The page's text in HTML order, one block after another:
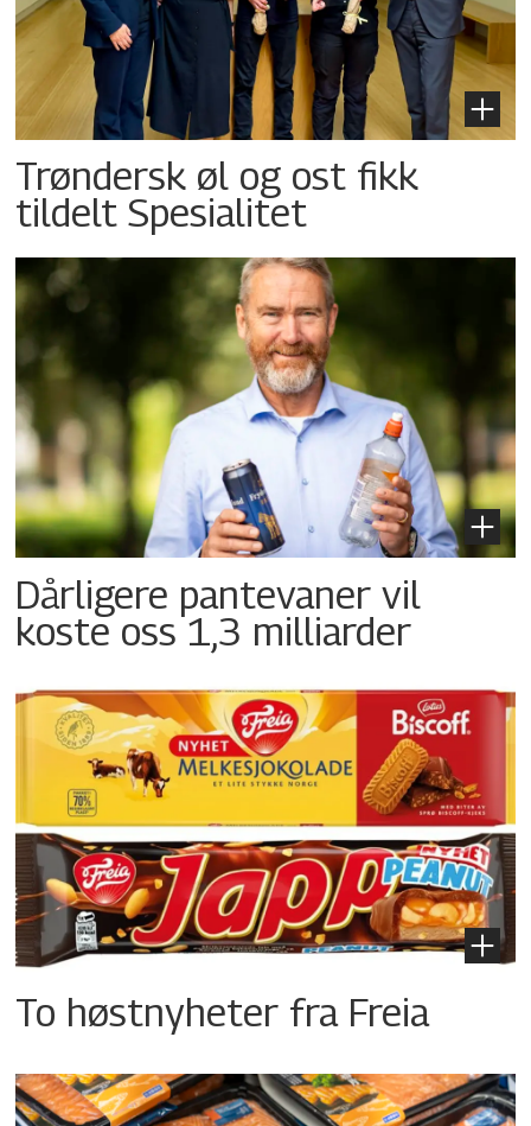
Trøndersk øl og ost fikk
tildelt Spesialitet
Dårligere pantevaner vil
koste oss 1,3 milliarder
To høstnyheter fra Freia